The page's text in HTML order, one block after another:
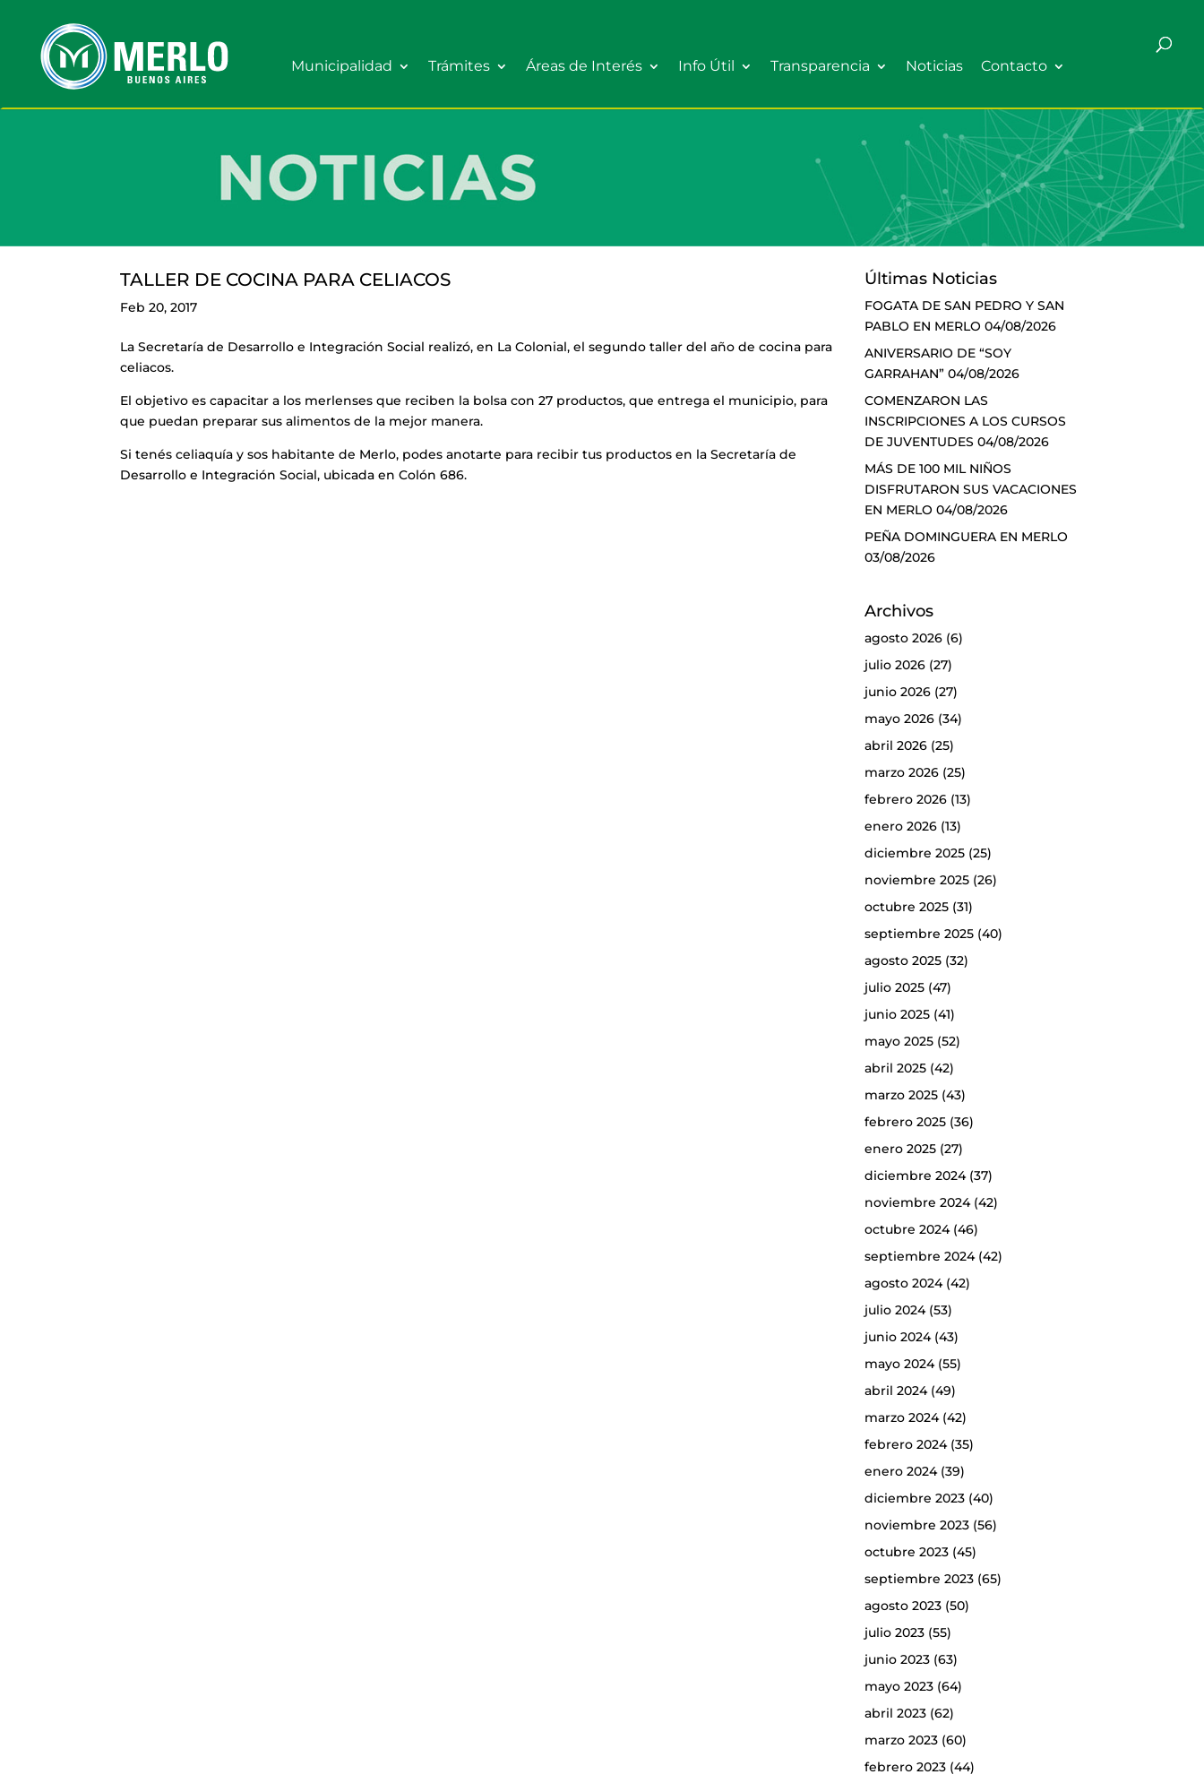
Municipalidad Trámites Áreas de Interés Info Útil Transparencia Noticias Contacto
TALLER DE COCINA PARA CELIACOS
Feb 20, 2017
La Secretaría de Desarrollo e Integración Social realizó, en La Colonial, el segundo taller del año de cocina para
celiacos.
El objetivo es capacitar a los merlenses que reciben la bolsa con 27 productos, que entrega el municipio, para
que puedan preparar sus alimentos de la mejor manera.
Si tenés celiaquía y sos habitante de Merlo, podes anotarte para recibir tus productos en la Secretaría de
Desarrollo e Integración Social, ubicada en Colón 686.
Últimas Noticias
FOGATA DE SAN PEDRO Y SAN
PABLO EN MERLO 04/08/2026
ANIVERSARIO DE “SOY
GARRAHAN” 04/08/2026
COMENZARON LAS
INSCRIPCIONES A LOS CURSOS
DE JUVENTUDES 04/08/2026
MÁS DE 100 MIL NIÑOS
DISFRUTARON SUS VACACIONES
EN MERLO 04/08/2026
PEÑA DOMINGUERA EN MERLO
03/08/2026
Archivos
agosto 2026(6)
julio 2026(27)
junio 2026(27)
mayo 2026(34)
abril 2026(25)
marzo 2026(25)
febrero 2026(13)
enero 2026(13)
diciembre 2025(25)
noviembre 2025(26)
octubre 2025(31)
septiembre 2025(40)
agosto 2025(32)
julio 2025(47)
junio 2025(41)
mayo 2025(52)
abril 2025(42)
marzo 2025(43)
febrero 2025(36)
enero 2025(27)
diciembre 2024(37)
noviembre 2024(42)
octubre 2024(46)
septiembre 2024(42)
agosto 2024(42)
julio 2024(53)
junio 2024(43)
mayo 2024(55)
abril 2024(49)
marzo 2024(42)
febrero 2024(35)
enero 2024(39)
diciembre 2023(40)
noviembre 2023(56)
octubre 2023(45)
septiembre 2023(65)
agosto 2023(50)
julio 2023(55)
junio 2023(63)
mayo 2023(64)
abril 2023(62)
marzo 2023(60)
febrero 2023(44)